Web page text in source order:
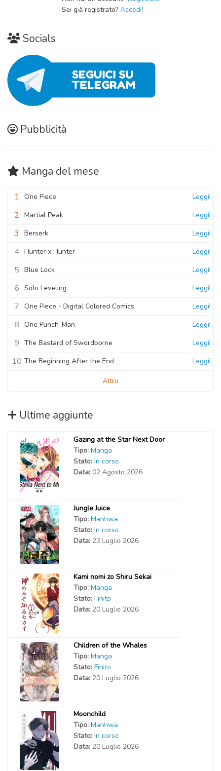
Capitolo 02
Capitolo 01
Sei già registrato? Accedi!
Socials
Pubblicità
Manga del mese
1 One Piece Leggi!
2 Martial Peak Leggi!
3 Berserk Leggi!
4 Hunter x Hunter Leggi!
5 Blue Lock Leggi!
6 Solo Leveling Leggi!
7 One Piece - Digital Colored Comics Leggi!
8 One Punch-Man Leggi!
9 The Bastard of Swordborne Leggi!
10 The Beginning After the End Leggi!
Altro
Ultime aggiunte
Gazing at the Star Next Door
Tipo: Manga
Stato: In corso
Data: 02 Agosto 2026
Jungle Juice
Tipo: Manhwa
Stato: In corso
Data: 23 Luglio 2026
Kami nomi zo Shiru Sekai
Tipo: Manga
Stato: Finito
Data: 20 Luglio 2026
Children of the Whales
Tipo: Manga
Stato: Finito
Data: 20 Luglio 2026
Moonchild
Tipo: Manhwa
Stato: In corso
Data: 20 Luglio 2026